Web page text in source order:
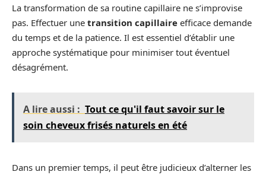
La transformation de sa routine capillaire ne s’improvise
pas. Effectuer une transition capillaire efficace demande
du temps et de la patience. Il est essentiel d’établir une
approche systématique pour minimiser tout éventuel
désagrément.
A lire aussi : Tout ce qu'il faut savoir sur le
soin cheveux frisés naturels en été
Dans un premier temps, il peut être judicieux d’alterner les